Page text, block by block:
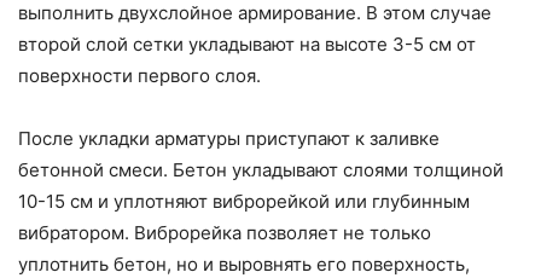
выполнить двухслойное армирование. В этом случае
второй слой сетки укладывают на высоте 3-5 см от
поверхности первого слоя.
После укладки арматуры приступают к заливке
бетонной смеси. Бетон укладывают слоями толщиной
10-15 см и уплотняют виброрейкой или глубинным
вибратором. Виброрейка позволяет не только
уплотнить бетон, но и выровнять его поверхность,